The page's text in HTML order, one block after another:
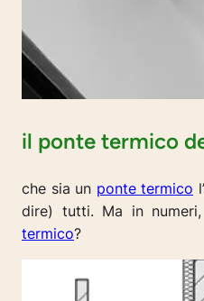
il ponte termico
che sia un ponte termico
dire) tutti. Ma in
termico?